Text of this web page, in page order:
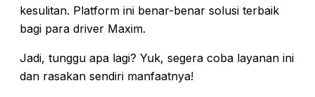
kesulitan. Platform ini benar-benar solusi terbaik
bagi para driver Maxim.
Jadi, tunggu apa lagi? Yuk, segera coba layanan ini
dan rasakan sendiri manfaatnya!